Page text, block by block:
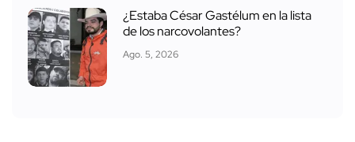
¿Estaba César Gastélum en la lista
de los narcovolantes?
Ago. 5, 2026